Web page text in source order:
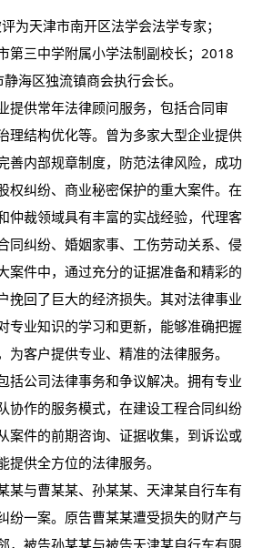
为天津市南开区法学会法学专家；
第三中学附属小学法制副校长；2018
海区独流镇商会执行会长。
提供常年法律顾问服务，包括合同审
理结构优化等。曾为多家大型企业提供
善内部规章制度，防范法律风险，成功
权纠纷、商业秘密保护的重大案件。在
仲裁领域具有丰富的实战经验，代理客
同纠纷、婚姻家事、工伤劳动关系、侵
案件中，通过充分的证据准备和精彩的
挽回了巨大的经济损失。其对法律事业
专业知识的学习和更新，能够准确把握
为客户提供专业、精准的法律服务。
括公司法律事务和争议解决。拥有专业
协作的服务模式，在建设工程合同纠纷
案件的前期咨询、证据收集，到诉讼或
提供全方位的法律服务。
某与曹某某、孙某某、天津某自行车有
纷一案。原告曹某某遭受损失的财产与
，被告孙某某与被告天津某自行车有限